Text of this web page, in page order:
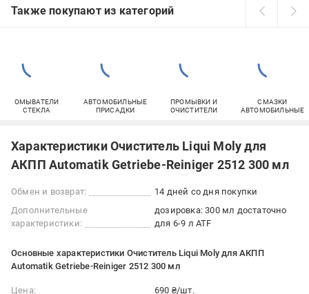
Также покупают из категорий
ОМЫВАТЕЛИ
СТЕКЛА
АВТОМОБИЛЬНЫЕ
ПРИСАДКИ
ПРОМЫВКИ И
ОЧИСТИТЕЛИ
СМАЗКИ
АВТОМОБИЛЬНЫЕ
Характеристики Очиститель Liqui Moly для
АКПП Automatik Getriebe-Reiniger 2512 300 мл
Обмен и возврат:
14 дней со дня покупки
Дополнительные
характеристики:
дозировка: 300 мл достаточно
для 6-9 л ATF
Основные характеристики Очиститель Liqui Moly для АКПП
Automatik Getriebe-Reiniger 2512 300 мл
Цена:
690 ₴/шт.